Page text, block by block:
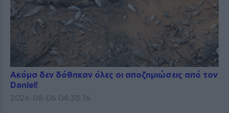
Ακόμα δεν δόθηκαν όλες οι αποζημιώσεις από τον
Daniel!
2026-08-06 04:38:16